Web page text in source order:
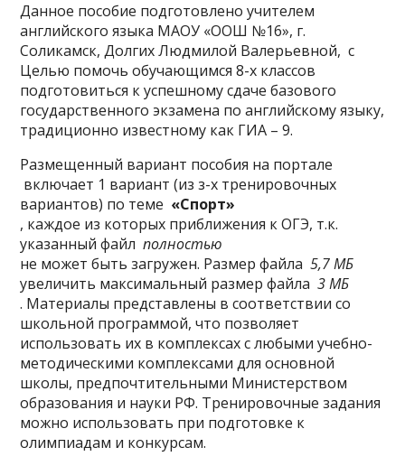
Данное пособие подготовлено учителем
английского языка МАОУ «ООШ №16», г.
Соликамск, Долгих Людмилой Валерьевной, с
Целью помочь обучающимся 8-х классов
подготовиться к успешному сдаче базового
государственного экзамена по английскому языку,
традиционно известному как ГИА – 9.
Размещенный вариант пособия на портале
включает 1 вариант (из з-х тренировочных
вариантов) по теме «Спорт»
, каждое из которых приближения к ОГЭ, т.к.
указанный файлполностью
не может быть загружен. Размер файла5,7 МБ
увеличить максимальный размер файла3 МБ
. Материалы представлены в соответствии со
школьной программой, что позволяет
использовать их в комплексах с любыми учебно-
методическими комплексами для основной
школы, предпочтительными Министерством
образования и науки РФ. Тренировочные задания
можно использовать при подготовке к
олимпиадам и конкурсам.